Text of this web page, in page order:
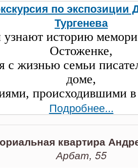
по экспозиции
Тургенева
узнают историю
Остоженке,
с жизнью семьи
доме,
происходившими в
Подробнее...
квартира
Арбат, 55